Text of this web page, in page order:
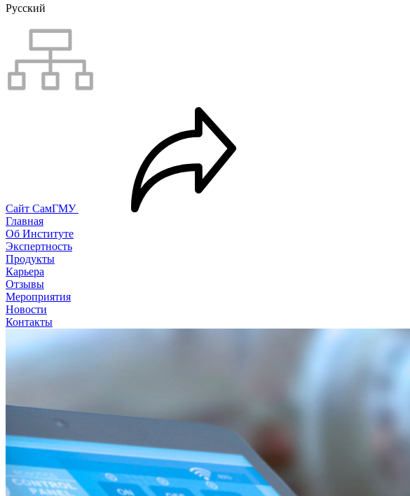
Русский
Сайт СамГМУ
Главная
Об Институте
Экспертность
Продукты
Карьера
Отзывы
Мероприятия
Новости
Контакты